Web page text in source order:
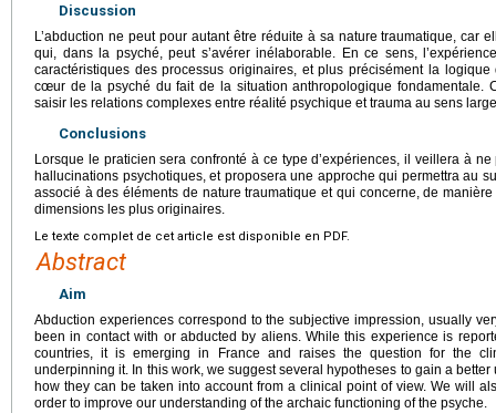
Discussion
L’abduction ne peut pour autant être réduite à sa nature traumatique, car
qui, dans la psyché, peut s’avérer inélaborable. En ce sens,
caractéristiques des processus originaires, et plus précisément la
cœur de la psyché du fait de la situation anthropologique fondamentale.
saisir les relations complexes entre réalité psychique et trauma au sens
Conclusions
Lorsque le praticien sera confronté à ce type d’expériences, il veillera à
hallucinations psychotiques, et proposera une approche qui permettra au
associé à des éléments de nature traumatique et qui concerne, de
dimensions les plus originaires.
Le texte complet de cet article est disponible en PDF.
Abstract
Aim
Abduction experiences correspond to the subjective impression, usually
been in contact with or abducted by aliens. While this experience is
countries, it is emerging in France and raises the question for the
underpinning it. In this work, we suggest several hypotheses to gain a
how they can be taken into account from a clinical point of view. We will
order to improve our understanding of the archaic functioning of the psyche.